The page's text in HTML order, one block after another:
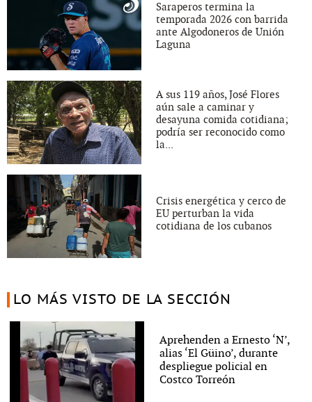
Saraperos termina la
temporada 2026 con barrida
ante Algodoneros de Unión
Laguna
A sus 119 años, José Flores
aún sale a caminar y
desayuna comida cotidiana;
podría ser reconocido como
la...
Crisis energética y cerco de
EU perturban la vida
cotidiana de los cubanos
LO MÁS VISTO DE LA SECCIÓN
Aprehenden a Ernesto ‘N’,
alias ‘El Güino’, durante
despliegue policial en
Costco Torreón